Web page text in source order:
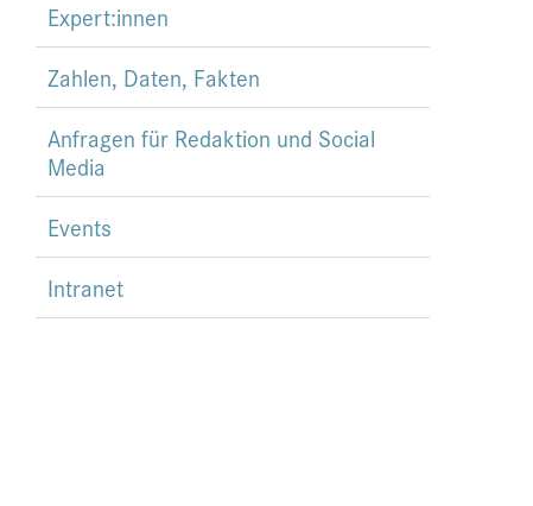
Expert:innen
Zahlen, Daten, Fakten
Anfragen für Redaktion und Social
Media
Events
Intranet